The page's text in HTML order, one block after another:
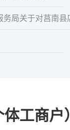
放日
务局关于对莒南
工商